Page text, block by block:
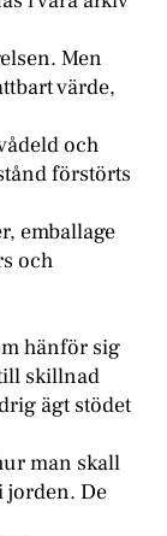
Men
värde,
och
förstörts
emballage
och
hänför sig
skillnad
ägt stödet
man skall
jorden. De